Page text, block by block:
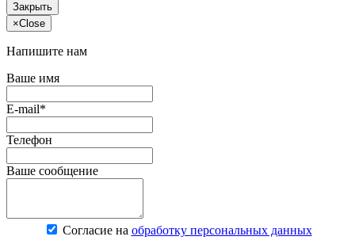
Закрыть
×Close
Напишите нам
Ваше имя
E-mail*
Телефон
Ваше сообщение
Согласие на обработку персональных данных